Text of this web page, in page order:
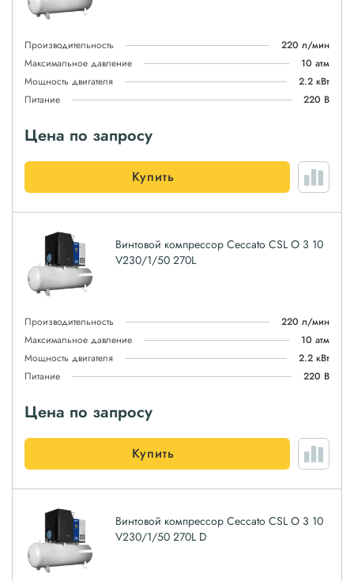
Производительность
220 л/мин
Максимальное давление
10 атм
Мощность двигателя
2.2 кВт
Питание
220 В
Цена по запросу
Купить
Винтовой компрессор Ceccato CSL O 3 10
V230/1/50 270L
Производительность
220 л/мин
Максимальное давление
10 атм
Мощность двигателя
2.2 кВт
Питание
220 В
Цена по запросу
Купить
Винтовой компрессор Ceccato CSL O 3 10
V230/1/50 270L D